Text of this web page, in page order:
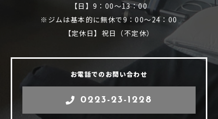
【日】9：00～13：00
※ジムは基本的に無休で9：00～24：00
【定休日】祝日（不定休）
お電話でのお問い合わせ
0223-23-1228